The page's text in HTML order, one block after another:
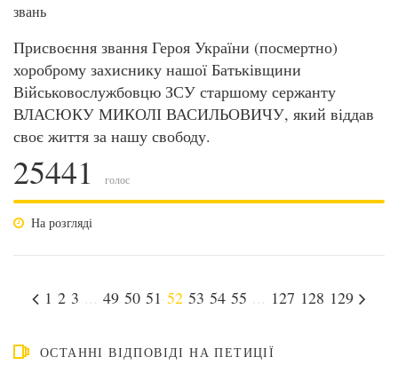
звань
Присвоєння звання Героя України (посмертно)
хороброму захиснику нашої Батьківщини
Військовослужбовцю ЗСУ старшому сержанту
ВЛАСЮКУ МИКОЛІ ВАСИЛЬОВИЧУ, який віддав
своє життя за нашу свободу.
25441 голос
На розгляді
1 2 3 49 50 51 52 53 54 55 127 128 129
ОСТАННІ ВІДПОВІДІ НА ПЕТИЦІЇ